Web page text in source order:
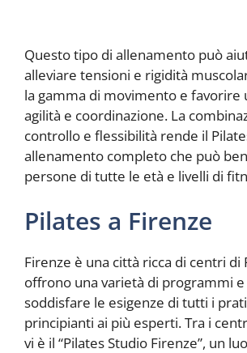
Questo tipo di allenamento può
alleviare tensioni e rigidità
la gamma di movimento e favorire
agilità e coordinazione. La
controllo e flessibilità rende il
allenamento completo che può
persone di tutte le età e livelli di
Pilates a Firenze
Firenze è una città ricca di centri di
offrono una varietà di programmi
soddisfare le esigenze di tutti i
principianti ai più esperti. Tra i
vi è il “Pilates Studio Firenze”, un